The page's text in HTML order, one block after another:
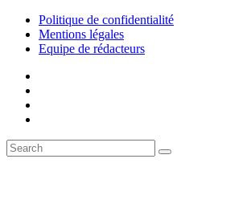
Politique de confidentialité
Mentions légales
Equipe de rédacteurs